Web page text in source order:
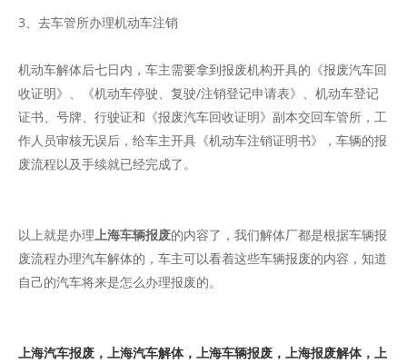
3、去车管所办理机动车注销
机动车解体后七日内，车主需要拿到报废机构开具的《报废汽车回
收证明》、《机动车停驶、复驶/注销登记申请表》、机动车登记
证书、号牌、行驶证和《报废汽车回收证明》副本交回车管所，工
作人员审核无误后，给车主开具《机动车注销证明书》，车辆的报
废流程以及手续就已经完成了。
以上就是办理上海车辆报废的内容了，我们解体厂都是根据车辆报
废流程办理汽车解体的，车主可以看着这些车辆报废的内容，知道
自己的汽车将来是怎么办理报废的。
上海汽车报废，上海汽车解体，上海车辆报废，上海报废解体，上